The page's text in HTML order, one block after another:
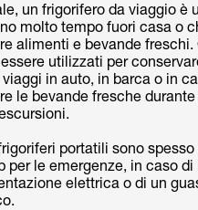
un frigorifero da viaggio è
molto tempo fuori casa o
alimenti e bevande
utilizzati per
in auto, in barca o in
le bevande fresche
portatili sono
per le emergenze, in caso
elettrica o di un